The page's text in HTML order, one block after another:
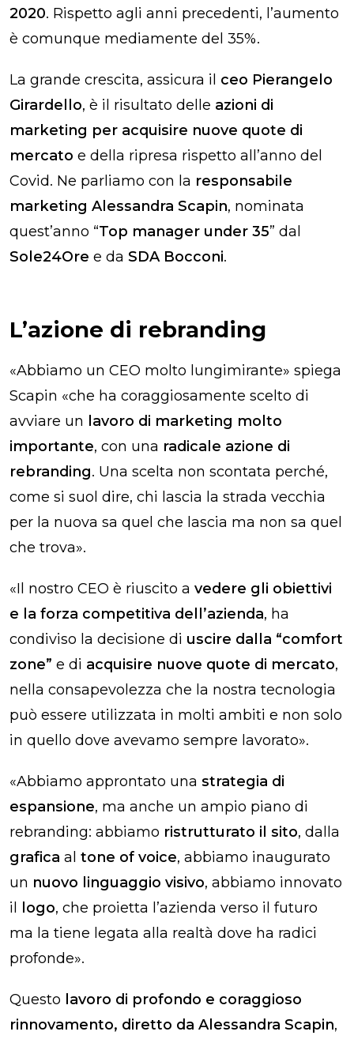
2020. Rispetto agli anni precedenti, l’aumento
è comunque mediamente del 35%.
La grande crescita, assicura il ceo Pierangelo
Girardello, è il risultato delle azioni di
marketing per acquisire nuove quote di
mercato e della ripresa rispetto all’anno del
Covid. Ne parliamo con la responsabile
marketing Alessandra Scapin, nominata
quest’anno “Top manager under 35” dal
Sole24Ore e da SDA Bocconi.
L’azione di rebranding
«Abbiamo un CEO molto lungimirante» spiega
Scapin «che ha coraggiosamente scelto di
avviare un lavoro di marketing molto
importante, con una radicale azione di
rebranding. Una scelta non scontata perché,
come si suol dire, chi lascia la strada vecchia
per la nuova sa quel che lascia ma non sa quel
che trova».
«Il nostro CEO è riuscito a vedere gli obiettivi
e la forza competitiva dell’azienda, ha
condiviso la decisione di uscire dalla “comfort
zone” e di acquisire nuove quote di mercato,
nella consapevolezza che la nostra tecnologia
può essere utilizzata in molti ambiti e non solo
in quello dove avevamo sempre lavorato».
«Abbiamo approntato una strategia di
espansione, ma anche un ampio piano di
rebranding: abbiamo ristrutturato il sito, dalla
grafica al tone of voice, abbiamo inaugurato
un nuovo linguaggio visivo, abbiamo innovato
il logo, che proietta l’azienda verso il futuro
ma la tiene legata alla realtà dove ha radici
profonde».
Questo lavoro di profondo e coraggioso
rinnovamento, diretto da Alessandra Scapin,